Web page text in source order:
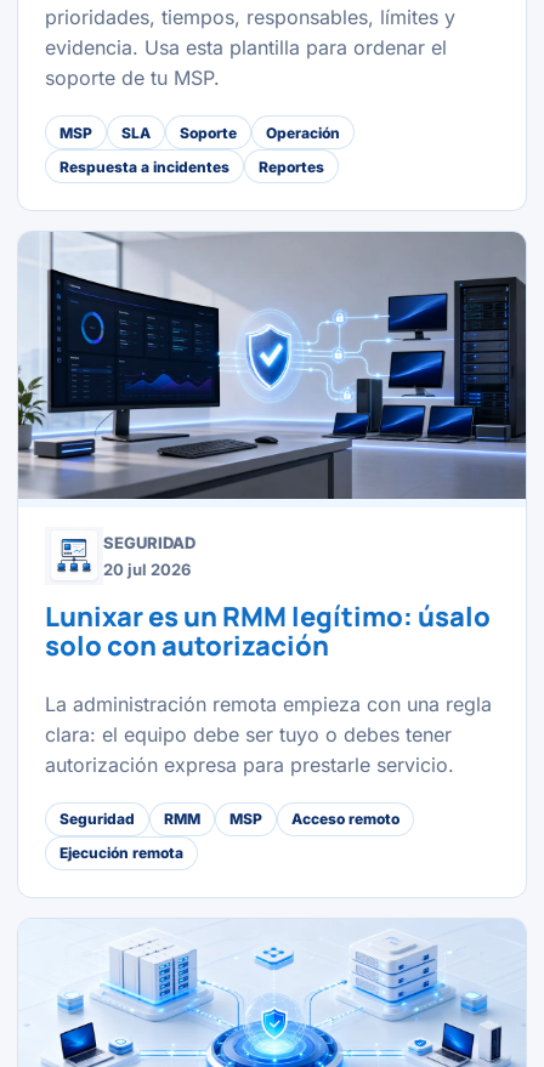
prioridades, tiempos, responsables, límites y
evidencia. Usa esta plantilla para ordenar el
soporte de tu MSP.
MSP SLA Soporte
Operación
Respuesta a incidentes
Reportes
SEGURIDAD
20 jul 2026
Lunixar es un RMM legítimo: úsalo
solo con autorización
La administración remota empieza con una regla
clara: el equipo debe ser tuyo o debes tener
autorización expresa para prestarle servicio.
Seguridad RMM MSP
Acceso remoto
Ejecución remota